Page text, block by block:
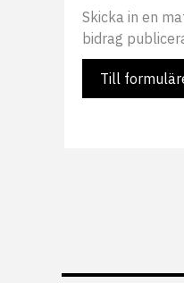
Skicka in en
bidrag
Till